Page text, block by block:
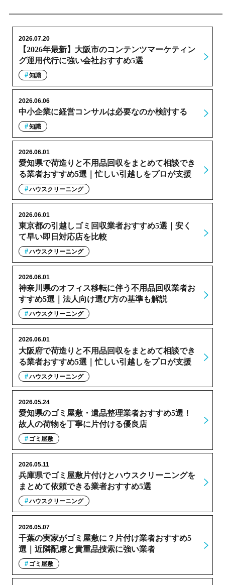
【2026年最新】大阪市のコンテンツマーケティン
グ運用代行に強い会社おすすめ5選
2026.07.20
知識
中小企業に経営コンサルは必要なのか検討する
2026.06.06
知識
愛知県で荷造りと不用品回収をまとめて相談でき
る業者おすすめ5選｜忙しい引越しをプロが支援
2026.06.01
ハウスクリーニング
東京都の引越しゴミ回収業者おすすめ5選｜安く
て早い即日対応店を比較
2026.06.01
ハウスクリーニング
神奈川県のオフィス移転に伴う不用品回収業者お
すすめ5選｜法人向け選び方の基準も解説
2026.06.01
ハウスクリーニング
大阪府で荷造りと不用品回収をまとめて相談でき
る業者おすすめ5選｜忙しい引越しをプロが支援
2026.06.01
ハウスクリーニング
愛知県のゴミ屋敷・遺品整理業者おすすめ5選！
故人の荷物を丁寧に片付ける優良店
2026.05.24
ゴミ屋敷
兵庫県でゴミ屋敷片付けとハウスクリーニングを
まとめて依頼できる業者おすすめ5選
2026.05.11
ハウスクリーニング
千葉の実家がゴミ屋敷に？片付け業者おすすめ5
選｜近隣配慮と貴重品捜索に強い業者
2026.05.07
ゴミ屋敷